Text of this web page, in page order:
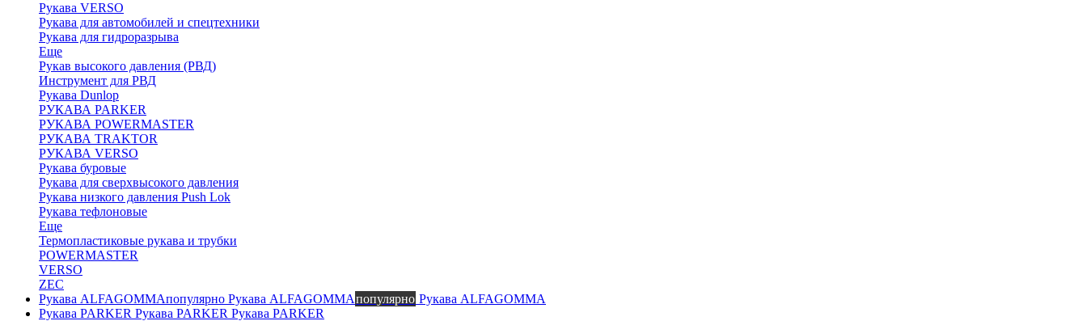
Рукава VERSO
Рукава для автомобилей и спецтехники
Рукава для гидроразрыва
Еще
Рукав высокого давления (РВД)
Инструмент для РВД
Рукава Dunlop
РУКАВА PARKER
РУКАВА POWERMASTER
РУКАВА TRAKTOR
РУКАВА VERSO
Рукава буровые
Рукава для сверхвысокого давления
Рукава низкого давления Push Lok
Рукава тефлоновые
Еще
Термопластиковые рукава и трубки
POWERMASTER
VERSO
ZEC
Рукава ALFAGOMMAпопулярно Рукава ALFAGOMMA
Рукава PARKER Рукава PARKER